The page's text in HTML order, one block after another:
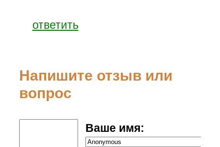
ответить
Напишите отзыв или
вопрос
Ваше имя: